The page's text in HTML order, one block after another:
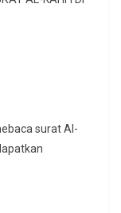
surat Al-